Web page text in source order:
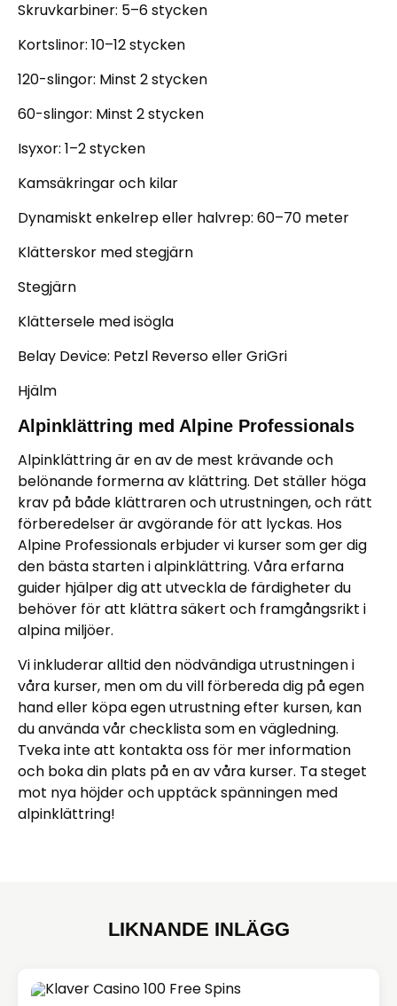
Skruvkarbiner: 5–6 stycken
Kortslinor: 10–12 stycken
120-slingor: Minst 2 stycken
60-slingor: Minst 2 stycken
Isyxor: 1–2 stycken
Kamsäkringar och kilar
Dynamiskt enkelrep eller halvrep: 60–70 meter
Klätterskor med stegjärn
Stegjärn
Klättersele med isögla
Belay Device: Petzl Reverso eller GriGri
Hjälm
Alpinklättring med Alpine Professionals
Alpinklättring är en av de mest krävande och
belönande formerna av klättring. Det ställer höga
krav på både klättraren och utrustningen, och rätt
förberedelser är avgörande för att lyckas. Hos
Alpine Professionals erbjuder vi kurser som ger dig
den bästa starten i alpinklättring. Våra erfarna
guider hjälper dig att utveckla de färdigheter du
behöver för att klättra säkert och framgångsrikt i
alpina miljöer.
Vi inkluderar alltid den nödvändiga utrustningen i
våra kurser, men om du vill förbereda dig på egen
hand eller köpa egen utrustning efter kursen, kan
du använda vår checklista som en vägledning.
Tveka inte att kontakta oss för mer information
och boka din plats på en av våra kurser. Ta steget
mot nya höjder och upptäck spänningen med
alpinklättring!
LIKNANDE INLÄGG